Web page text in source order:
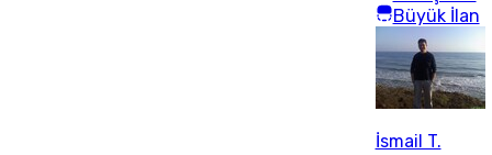
Büyük İlan
İsmail T.